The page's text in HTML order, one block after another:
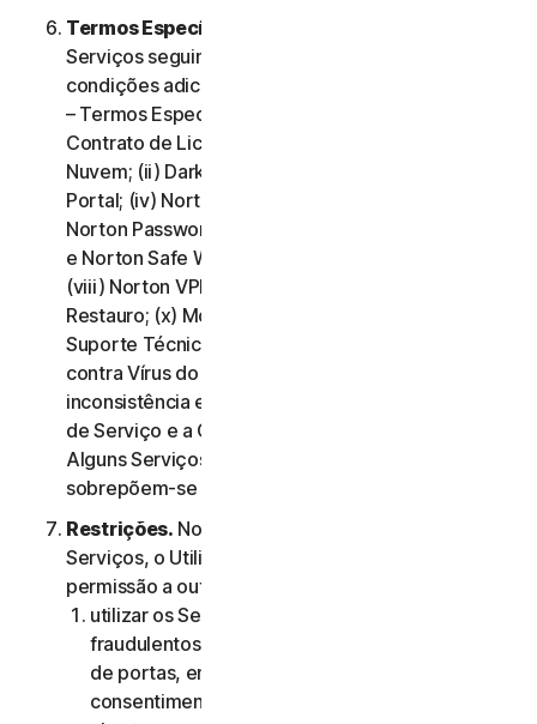
Termos Específicos de Alguns Serviços.
Serviços seguintes estão sujeitos a termos e
condições adicionais, estabelecidos na Cláusula 4.ª
– Termos Específicos de Alguns Serviços do
Contrato de Licença e Serviços: (i) Backup na
Nuvem; (ii) Dark Web Monitoring; (iii) Norton Credit
Portal; (iv) Norton Family e Controlo Parental; (v)
Norton Password Manager; (vi) Norton Safe Search
e Norton Safe Web; (vii) Norton Small Business;
(viii) Norton VPN (ix) Serviços de Suporte de
Restauro; (x) Monitorização de Redes Sociais e (xi)
Suporte Técnico (incluindo Promessa de Proteção
contra Vírus do Norton). Em caso de conflito ou
inconsistência entre a Cláusula 2.ª – Termos Gerais
de Serviço e a Cláusula 4.ª – Termos Específicos de
Alguns Serviços, os termos da Cláusula 4.ª
sobrepõem-se aos da Cláusula 2.ª.
Restrições. No que diz respeito à utilização dos
Serviços, o Utilizador não pode, nem pode dar
permissão a outra pessoa para:
utilizar os Serviços para quaisquer fins
fraudulentos, incluindo, sem limitação, análise
de portas, envio de spam, envio de e-mails de
consentimento, análise de reencaminhamentos